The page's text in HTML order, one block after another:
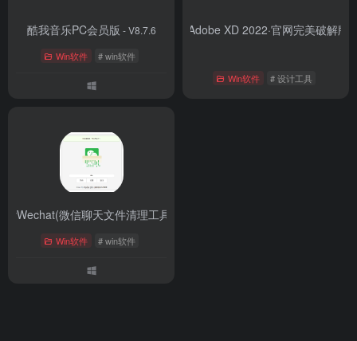
酷我音乐PC会员版 - V8.7.6
Win软件 # win软件
【Win】Adobe XD 2022·官网完美破解版
Win软件 # 设计工具
微信聊天文件清理工具)
Win软件 # win软件